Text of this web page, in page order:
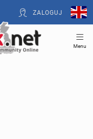
ZALOGUJ
Menu